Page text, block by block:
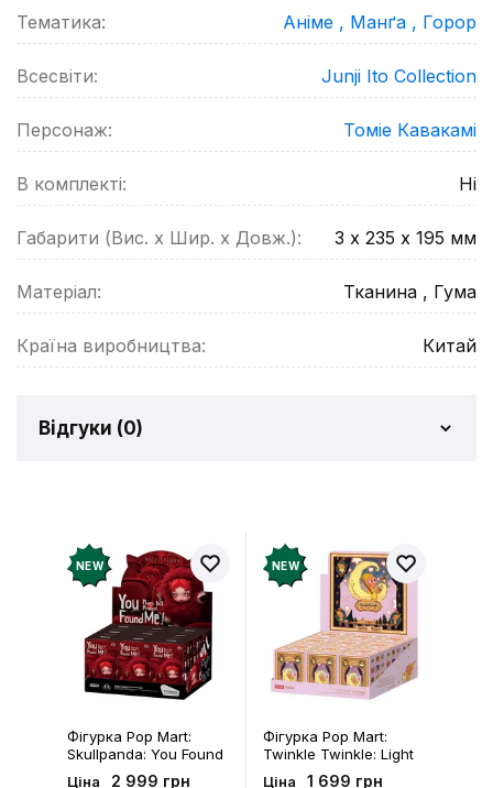
Тематика: Аніме , Манґа , Горор
Всесвіти: Junji Ito Collection
Персонаж: Томіе Кавакамі
В комплекті: Ні
Габарити (Вис. х Шир. х Довж.): 3 х 235 x 195 мм
Матеріал: Тканина , Гума
Країна виробництва: Китай
Відгуки (0)
Додайте відгук і отримайте 50 грн на свій
рахунок
Залишити відгук
NEW
Фігурка Pop Mart:
Skullpanda: You Found
Me!: Plush Doll Pendant
Ціна 2 999 грн
NEW
Фігурка Pop Mart:
Twinkle Twinkle: Light
Up: Scene Sets Series
Ціна 1 699 грн